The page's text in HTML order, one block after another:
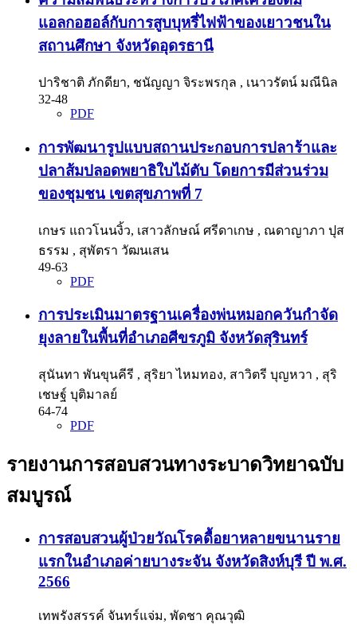
แอลกอฮอล์กับการสูบบุหรี่ไฟฟ้าของเยาวชนใน
สถานศึกษา จังหวัดอุดรธานี
ปาริชาติ ภักดียา, ชนัญญา จิระพรกุล , เนาวรัตน์ มณีนิล
32-48
PDF
การพัฒนารูปแบบสถานประกอบการปลาร้าและ
ปลาส้มปลอดพยาธิใบไม้ตับ โดยการมีส่วนร่วม
ของชุมชน เขตสุขภาพที่ 7
เกษร แถวโนนงิ้ว, เสาวลักษณ์ ศรีดาเกษ , ณดาญาภา ปุส
ธรรม , สุพัตรา วัฒนเสน
49-63
PDF
การประเมินมาตรฐานเครื่องพ่นหมอกควันกำจัด
ยุงลายในพื้นที่อำเภอศีขรภูมิ จังหวัดสุรินทร์
สุนันทา พันขุนคีรี , สุริยา ไหมทอง, สาวิตรี บุญหวา , สุริ
เชษฐ์ บุติมาลย์
64-74
PDF
รายงานการสอบสวนทางระบาดวิทยาฉบับ
สมบูรณ์
การสอบสวนผู้ป่วยวัณโรคดื้อยาหลายขนานราย
แรกในอำเภอค่ายบางระจัน จังหวัดสิงห์บุรี ปี พ.ศ.
2566
เทพรังสรรค์ จันทร์แจ่ม, พัดชา คุณวุฒิ